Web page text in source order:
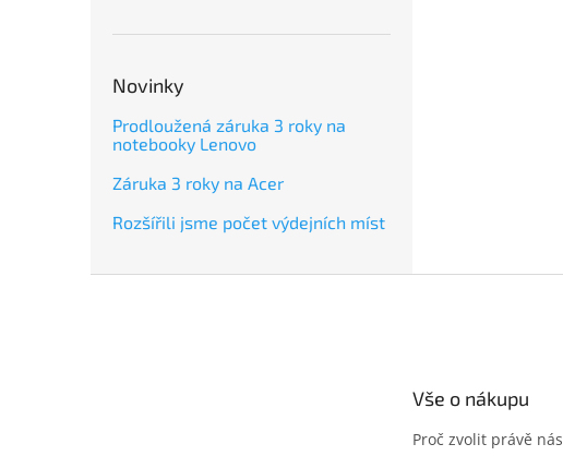
Novinky
Prodloužená záruka 3 roky na
notebooky Lenovo
Záruka 3 roky na Acer
Rozšířili jsme počet výdejních míst
Vše o nákupu
Proč zvolit právě nás